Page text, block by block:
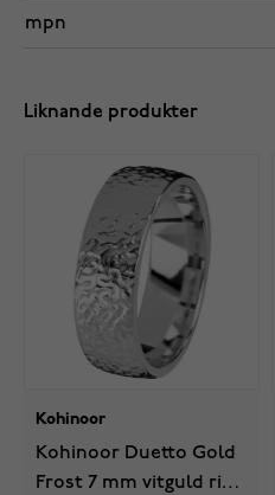
mpn
Liknande produkter
Kohinoor
Kohinoor Duetto Gold
Frost 7 mm vitguld ring